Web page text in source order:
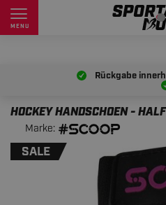
MENU
Rückgabe
HOCKEY HANDSCHOEN -
Marke:
SALE